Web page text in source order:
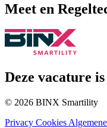
Meet en
Deze vacature
© 2026 BINX Smartility
Privacy Cookies